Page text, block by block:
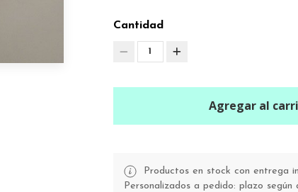
Cantidad
1
Agregar al
Productos en stock con entrega
Personalizados a pedido: plazo